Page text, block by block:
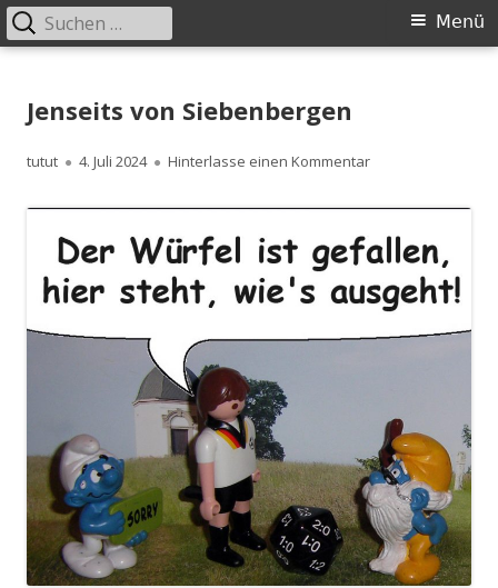
zum
Inhalt
Primäres
Menü
Suchen
nach:
Jenseits von Siebenbergen
Autor
tutut
Veröffentlicht
4. Juli 2024 Hinterlasse einen Kommentarzu Jenseits von